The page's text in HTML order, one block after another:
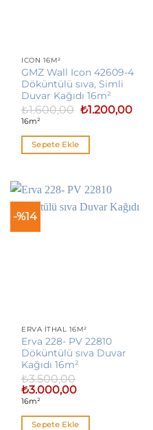
ICON 16M²
GMZ Wall Icon 42609-4
Döküntülü sıva, Simli
Duvar Kağıdı 16m²
₺1.600,00 Orijinal
fiyat:
₺1.200,00Şu
16m²
Sepete Ekle
-%14
ERVA İTHAL 16M²
Erva 228- PV 22810
Döküntülü sıva Duvar
Kağıdı 16m²
₺3.500,00
Orijinal
fiyat:
₺3.500,00.
₺3.000,00Şu
₺3.000,00.
16m²
Sepete Ekle